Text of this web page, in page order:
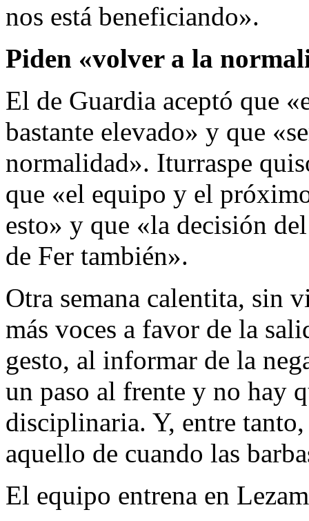
nos está beneficiando».
Piden «volver a la
El de Guardia aceptó que
bastante elevado» y que
normalidad». Iturraspe
que «el equipo y el
esto» y que «la decisión
de Fer también».
Otra semana calentita, sin
más voces a favor de la
gesto, al informar de la
un paso al frente y no hay
disciplinaria. Y, entre
aquello de cuando las
El equipo entrena en